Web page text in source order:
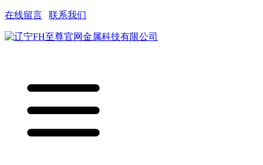
在线留言 联系我们